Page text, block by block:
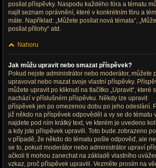
posílat příspěvky. Naspodu každého fóra a tématu
najít seznam oprávnění, které v konkrétním fóru a
máte. Například: „Můžete posílat nová témata“,
posílat přílohy“ atd.
Nahoru
Jak můžu upravit nebo smazat příspěvek?
Pokud nejste administrátor nebo moderátor, můžete
upravovat nebo mazat svoje vlastní příspěvky.
můžete upravit po kliknutí na tlačítko „Upravit“, které
nachází v příslušném příspěvku. Někdy lze upravit
příspěvek jen po omezenou dobu po jeho odeslání.
již někdo na příspěvek odpověděl a vy se do tématu
najdete pod ním krátký text, ve kterém je uvedeno
a kdy jste příspěvek upravili. Toto bude zobrazeno
v případě, že někdo do tématu pošle odpověď, ale
se to, pokud moderátor nebo administrátor upraví
ačkoli ti mohou zanechat na základě vlastního
vzkaz, proč příspěvek upravili. Vezměte prosím na